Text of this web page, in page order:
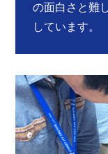
の面白さと難
しています。